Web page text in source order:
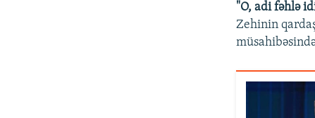
"O, adi fəhlə
Zehinin